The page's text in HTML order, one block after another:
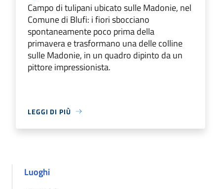
Campo di tulipani ubicato sulle Madonie, nel
Comune di Blufi: i fiori sbocciano
spontaneamente poco prima della
primavera e trasformano una delle colline
sulle Madonie, in un quadro dipinto da un
pittore impressionista.
LEGGI DI PIÙ
Luoghi